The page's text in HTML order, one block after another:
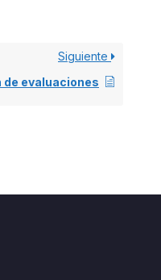
Siguiente
evaluaciones